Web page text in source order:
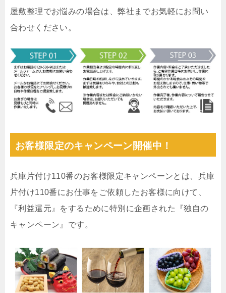
屋敷整理でお悩みの場合は、弊社までお気軽にお問い
合わせください。
お客様限定のキャンペーン開催中！
兵庫片付け110番のお客様限定キャンペーンとは、兵庫
片付け110番にお仕事をご依頼したお客様に向けて、
『利益還元』をするために特別に企画された『独自の
キャンペーン』です。